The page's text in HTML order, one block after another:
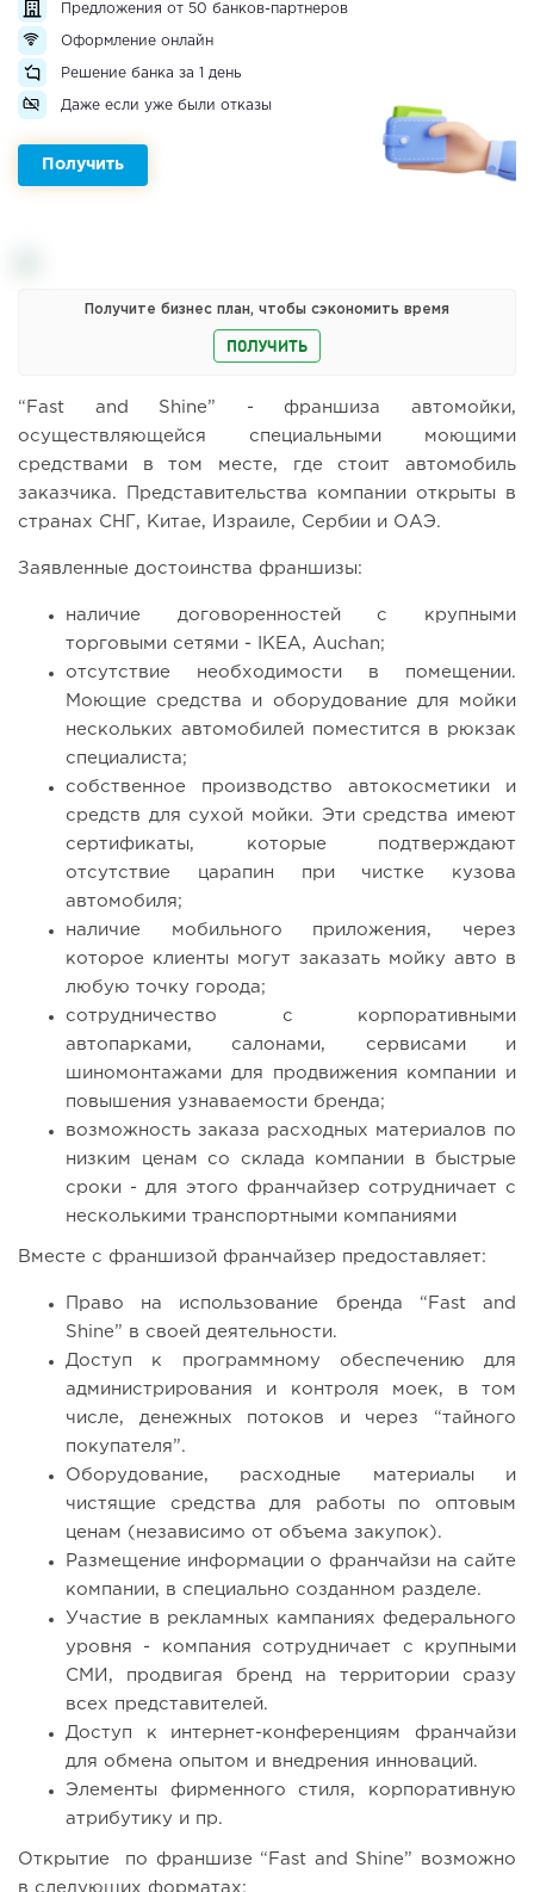
Предложения от 50 банков-партнеров
Оформление онлайн
Решение банка за 1 день
Даже если уже были отказы
Получить
Получите бизнес план, чтобы сэкономить время
ПОЛУЧИТЬ
“Fast and Shine” - франшиза автомойки,
осуществляющейся специальными моющими
средствами в том месте, где стоит автомобиль
заказчика. Представительства компании открыты в
странах СНГ, Китае, Израиле, Сербии и ОАЭ.
Заявленные достоинства франшизы:
наличие договоренностей с крупными
торговыми сетями - IKEA, Auchan;
отсутствие необходимости в помещении.
Моющие средства и оборудование для мойки
нескольких автомобилей поместится в рюкзак
специалиста;
собственное производство автокосметики и
средств для сухой мойки. Эти средства имеют
сертификаты, которые подтверждают
отсутствие царапин при чистке кузова
автомобиля;
наличие мобильного приложения, через
которое клиенты могут заказать мойку авто в
любую точку города;
сотрудничество с корпоративными
автопарками, салонами, сервисами и
шиномонтажами для продвижения компании и
повышения узнаваемости бренда;
возможность заказа расходных материалов по
низким ценам со склада компании в быстрые
сроки - для этого франчайзер сотрудничает с
несколькими транспортными компаниями
Вместе с франшизой франчайзер предоставляет:
Право на использование бренда “Fast and
Shine” в своей деятельности.
Доступ к программному обеспечению для
администрирования и контроля моек, в том
числе, денежных потоков и через “тайного
покупателя”.
Оборудование, расходные материалы и
чистящие средства для работы по оптовым
ценам (независимо от объема закупок).
Размещение информации о франчайзи на сайте
компании, в специально созданном разделе.
Участие в рекламных кампаниях федерального
уровня - компания сотрудничает с крупными
СМИ, продвигая бренд на территории сразу
всех представителей.
Доступ к интернет-конференциям франчайзи
для обмена опытом и внедрения инноваций.
Элементы фирменного стиля, корпоративную
атрибутику и пр.
Открытие по франшизе “Fast and Shine” возможно
в следующих форматах: